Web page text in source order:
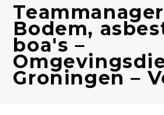
Teammanager
Bodem,
boa's –
Groningen –